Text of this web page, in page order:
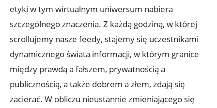
etyki w tym wirtualnym uniwersum nabiera
szczególnego znaczenia. Z każdą godziną, w której
scrollujemy nasze feedy, stajemy się uczestnikami
dynamicznego świata informacji, w którym granice
między prawdą a fałszem, prywatnością a
publicznością, a także dobrem a złem, zdają się
zacierać. W obliczu nieustannie zmieniającego się